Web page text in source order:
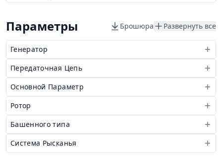
Параметры Брошюра Развернуть все
Генератор
Передаточная Цепь
Основной Параметр
Ротор
Башенного типа
Система Рысканья